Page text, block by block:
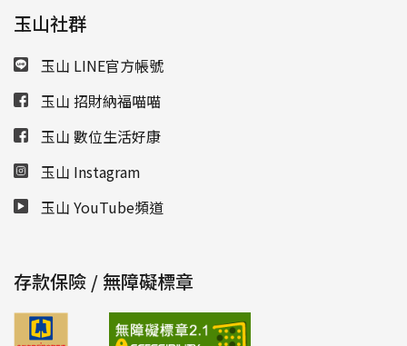
玉山社群
玉山 LINE官方帳號
玉山 招財納福喵喵
玉山 數位生活好康
玉山 Instagram
玉山 YouTube頻道
存款保險 / 無障礙標章